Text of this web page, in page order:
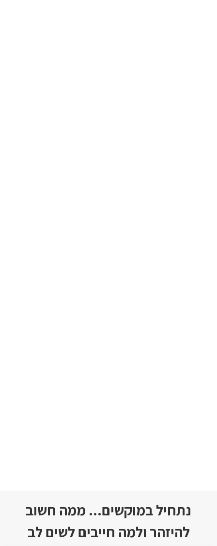
נתחיל במוקשים... ממה חשוב
להיזהר ולמה חייבים לשים לב